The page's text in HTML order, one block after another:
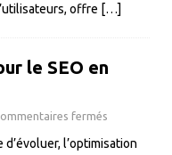
offre […]
le SEO en
fermés
l’optimisation